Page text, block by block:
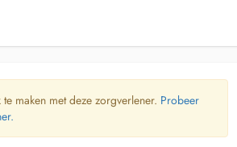
maken met deze zorgverlener. Probeer